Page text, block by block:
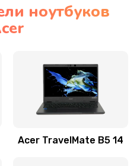
BIOS
ноутбуков
Acer TravelMate B5 14